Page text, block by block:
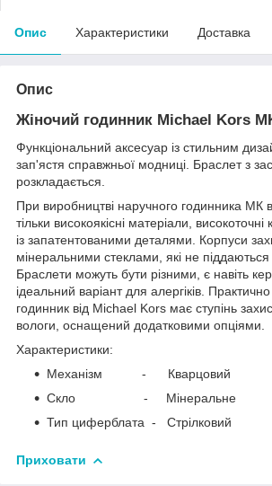
Опис Характеристики Доставка
Опис
Жіночий годинник Michael Kors
Функціональний аксесуар із стильним
зап'ястя справжньої модниці. Браслет з
розкладається.
При виробництві наручного годинника МК
тільки високоякісні матеріали,
із запатентованими деталями. Корпуси
мінеральними стеклами, які не
Браслети можуть бути різними, є навіть
ідеальний варіант для алергіків.
годинник від Michael Kors має ступінь
вологи, оснащений додатковими опціями.
Характеристики:
Механізм - Кварцовий
Скло - Мінеральне
Тип циферблата - Стрілковий
Приховати